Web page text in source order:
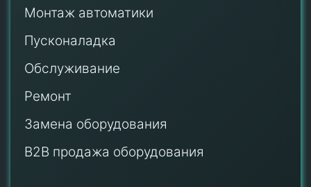
Монтаж автоматики
Пусконаладка
Обслуживание
Ремонт
Замена оборудования
B2B продажа оборудования